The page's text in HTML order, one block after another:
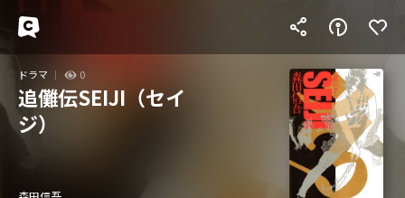
ドラマ 0
追儺伝SEIJI（セイ
ジ）